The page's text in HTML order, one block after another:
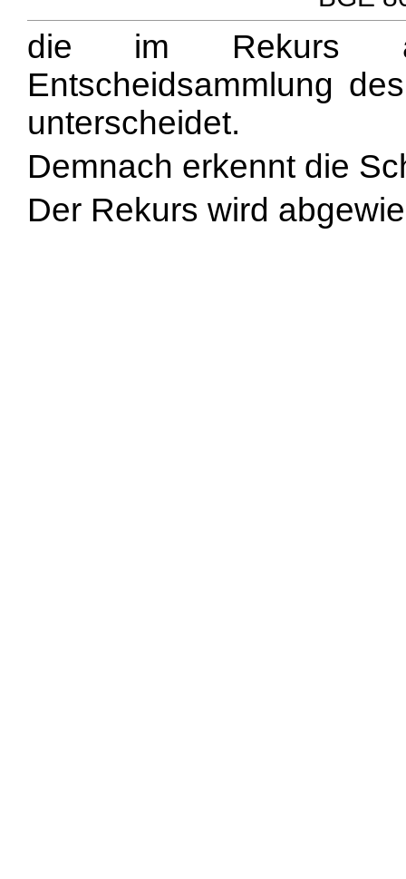
die im Rekurs
Entscheidsammlung
unterscheidet.
Demnach erkennt die
Der Rekurs wird